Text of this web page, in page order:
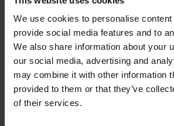
We use cookies to personalise
provide social media features and to
We also share information about your
our social media, advertising and
may combine it with other information
provided to them or that they’ve
of their services.